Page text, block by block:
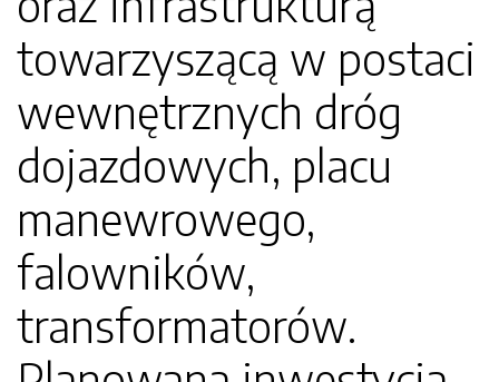
towarzyszącą w postaci
wewnętrznych dróg
dojazdowych, placu
manewrowego,
falowników,
transformatorów.